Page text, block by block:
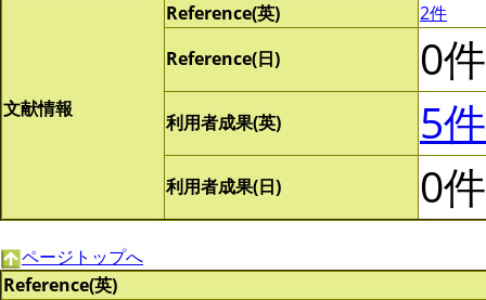
文献情報
Reference(英)
2件
Reference(日)
0件
利用者成果(英) 5件
利用者成果(日) 0件
ページトップへ
Reference(英)